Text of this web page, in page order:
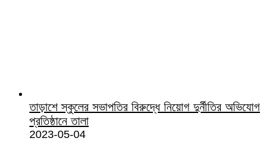
তাড়াশে স্কুলের সভাপতির বিরুদ্ধে নিয়োগ দুর্নীতির অভিযোগ
প্রতিষ্ঠানে তালা
2023-05-04